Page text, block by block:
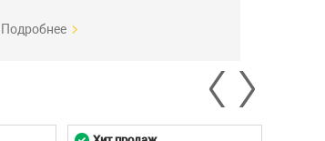
Подробнее